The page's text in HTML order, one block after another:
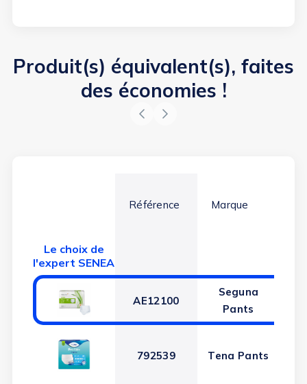
Produit(s) équivalent(s), faites
des économies !
Référence Marque
Le choix de
l'expert SENEA
AE12100
Seguna
Pants
792539 Tena Pants